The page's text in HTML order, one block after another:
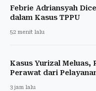
Febrie Adriansyah
dalam Kasus TPPU
52 menit lalu
Kasus Yurizal Meluas,
Perawat dari
3 jam lalu